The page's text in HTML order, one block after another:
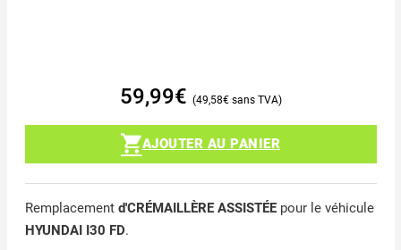
59,99€ 49,58€
AJOUTER AU PANIER
Remplacement d'CRÉMAILLÈRE ASSISTÉEpour le véhicule
HYUNDAI I30 FD.